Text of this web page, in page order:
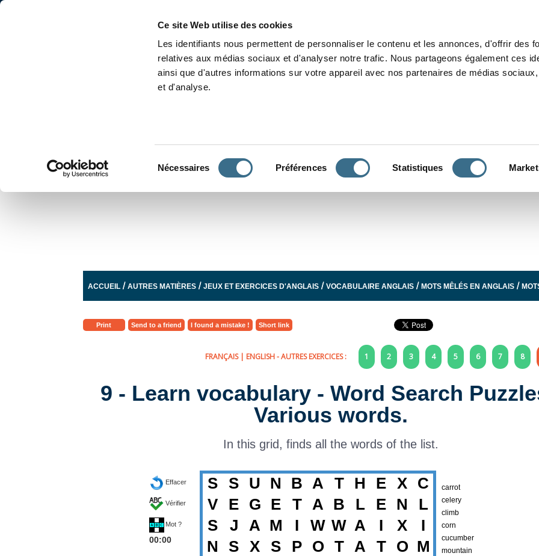
Ce site Web utilise des cookies
Les identifiants nous permettent de personnaliser le contenu et les annonces, d'offrir des
relatives aux médias sociaux et d'analyser notre trafic. Nous partageons également ces
ainsi que d'autres informations sur votre appareil avec nos partenaires de médias
et d'analyse.
Nécessaires Préférences Statistiques
ACCUEIL/ AUTRES MATIÈRES/ JEUX ET EXERCICES D'ANGLAIS/ VOCABULAIRE ANGLAIS/ MOTS MÊLÉS EN ANGLAIS/
ANGLAIS - DIVERS 1
Print Send to a friend I found a mistake ! Short link
FRANÇAIS| ENGLISH- AUTRES EXERCICES : 1 2 3 4 5 6 7 8
9 - Learn vocabulary - Word Search
Various words.
In this grid, finds all the words of the list.
Effacer
Vérifier
Mot ?
00:00
carrot
celery
climb
corn
cucumber
mountain
S
V
S
N
S
E
J
S
U
G
A
X
N
E
M
S
B
T
I
P
A
A
W
O
T
B
W
T
H
L
A
A
E
E
I
T
X
N
X
O
C
L
I
M